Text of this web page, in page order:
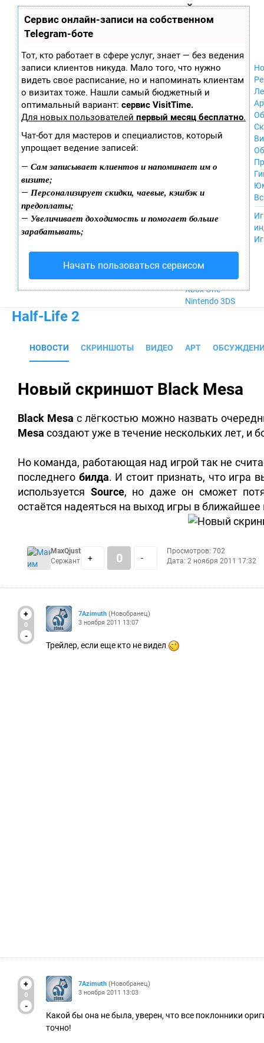
Сервис онлайн-записи на собственном
Telegram-боте
Тот, кто работает в сфере услуг, знает — без ведения
записи клиентов никуда. Мало того, что нужно
видеть свое расписание, но и напоминать клиентам
о визитах тоже. Нашли самый бюджетный и
оптимальный вариант: сервис VisitTime.
Для новых пользователей первый месяц бесплатно.
Чат-бот для мастеров и специалистов, который
упрощает ведение записей:
— Сам записывает клиентов и напоминает им о
визите;
— Персонализирует скидки, чаевые, кэшбэк и
предоплаты;
— Увеличивает доходимость и помогает больше
зарабатывать;
Начать пользоваться сервисом
играх
ла
ор
ы
Xbox 360
Nintendo Wii
Nintendo
GameCube
PlayStation
PlayStation 3
Nintendo 64
Sega Dreamcast
Nintendo DS
iOS
Sega Mega Drive
Mobile
Nintendo Wii U
PlayStation 4
Xbox One
Nintendo 3DS
Half-Life 2
НОВОСТИ СКРИНШОТЫ ВИДЕО АРТ
Новый скриншот Black Mesa
Black Mesa с лёгкостью можно назвать
Mesa создают уже в течение нескольких лет, и
Но команда, работающая над игрой так не
последнего билда. И стоит признать, что игра
используется Source, но даже он сможет
остаётся надеяться на выход игры в
MaxQjust
Сержант
+ 0 -
Просмотров: 702
Дата: 2 ноября 2011 17:32
+
0
-
7Azimuth (Новобранец)
3 ноября 2011 13:07
Трейлер, если еще кто не видел
+
0
-
7Azimuth (Новобранец)
3 ноября 2011 13:03
Какой бы она не была, уверен, что все поклонники
точно!